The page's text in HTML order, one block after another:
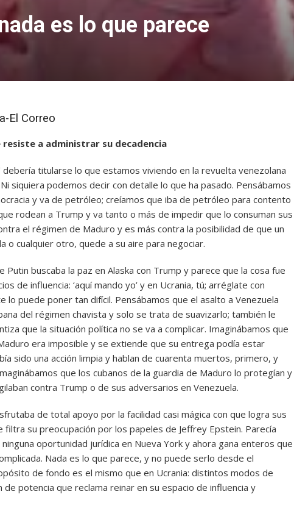
es lo que parece
El Correo
resiste a administrar su decadencia
debería titularse lo que estamos viviendo en la revuelta venezolana
siquiera podemos decir con detalle lo que ha pasado. Pensábamos
y va de petróleo; creíamos que iba de petróleo para contento
rodean a Trump y va tanto o más de impedir que lo consuman sus
el régimen de Maduro y es más contra la posibilidad de que un
o cualquier otro, quede a su aire para negociar.
Putin buscaba la paz en Alaska con Trump y parece que la cosa fue
de influencia: ‘aquí mando yo’ y en Ucrania, tú; arréglate con
lo puede poner tan difícil. Pensábamos que el asalto a Venezuela
del régimen chavista y solo se trata de suavizarlo; también le
que la situación política no se va a complicar. Imaginábamos que
era imposible y se extiende que su entrega podía estar
sido una acción limpia y hablan de cuarenta muertos, primero, y
que los cubanos de la guardia de Maduro lo protegían y
contra Trump o de sus adversarios en Venezuela.
de total apoyo por la facilidad casi mágica con que logra sus
filtra su preocupación por los papeles de Jeffrey Epstein. Parecía
oportunidad jurídica en Nueva York y ahora gana enteros que
Nada es lo que parece, y no puede serlo desde el
de fondo es el mismo que en Ucrania: distintos modos de
de potencia que reclama reinar en su espacio de influencia y